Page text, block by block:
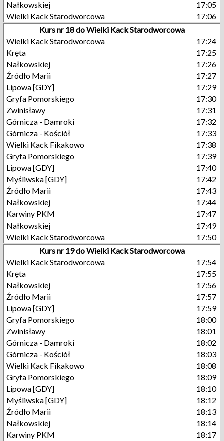
Nałkowskiej
17:05
Wielki Kack Starodworcowa
17:06
Kurs nr 18 do Wielki Kack Starodworcowa
Wielki Kack Starodworcowa
17:24
Kręta
17:25
Nałkowskiej
17:26
Źródło Marii
17:27
Lipowa [GDY]
17:29
Gryfa Pomorskiego
17:30
Zwinisławy
17:31
Górnicza - Damroki
17:32
Górnicza - Kościół
17:33
Wielki Kack Fikakowo
17:38
Gryfa Pomorskiego
17:39
Lipowa [GDY]
17:40
Myśliwska [GDY]
17:42
Źródło Marii
17:43
Nałkowskiej
17:44
Karwiny PKM
17:47
Nałkowskiej
17:49
Wielki Kack Starodworcowa
17:50
Kurs nr 19 do Wielki Kack Starodworcowa
Wielki Kack Starodworcowa
17:54
Kręta
17:55
Nałkowskiej
17:56
Źródło Marii
17:57
Lipowa [GDY]
17:59
Gryfa Pomorskiego
18:00
Zwinisławy
18:01
Górnicza - Damroki
18:02
Górnicza - Kościół
18:03
Wielki Kack Fikakowo
18:08
Gryfa Pomorskiego
18:09
Lipowa [GDY]
18:10
Myśliwska [GDY]
18:12
Źródło Marii
18:13
Nałkowskiej
18:14
Karwiny PKM
18:17